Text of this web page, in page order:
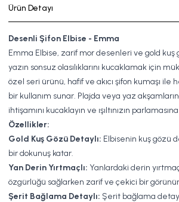
Ürün Detayı
Desenli Şifon Elbise - Emma
Emma Elbise, zarif mor desenleri ve gold kuş
yazın sonsuz olasılıklarını kucaklamak için
özel seri ürünü, hafif ve akıcı şifon kumaşı ile
bir kullanım sunar. Plajda veya yaz
ihtişamını kucaklayın ve ışıltınızın
Özellikler:
Gold Kuş Gözü Detaylı: Elbisenin kuş gözü
bir dokunuş katar.
Yan Derin Yırtmaçlı: Yanlardaki derin
özgürlüğü sağlarken zarif ve çekici bir
Şerit Bağlama Detaylı: Şerit bağlama